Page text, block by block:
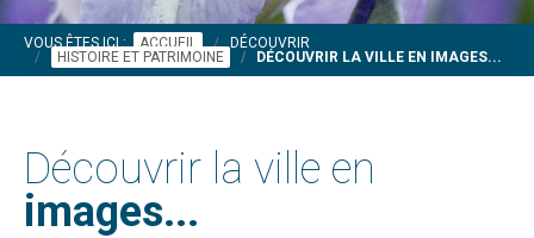
VOUS ÊTES ICI : ACCUEIL
DÉCOUVRIR
HISTOIRE ET PATRIMOINE
DÉCOUVRIR LA VILLE EN IMAGES...
Découvrir la ville en
images...